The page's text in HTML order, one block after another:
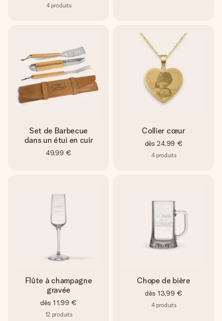
4 produits
Set de Barbecue
dans un étui en cuir
49,99 €
Collier cœur
dès 24,99 €
4 produits
Flûte à champagne
gravée
dès 11,99 €
12 produits
Chope de bière
dès 13,99 €
4 produits